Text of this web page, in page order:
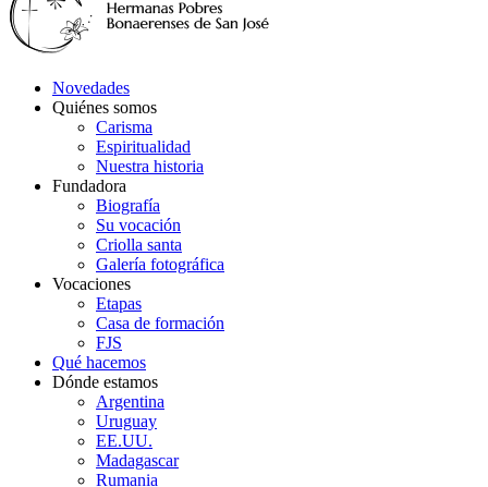
Novedades
Quiénes somos
Carisma
Espiritualidad
Nuestra historia
Fundadora
Biografía
Su vocación
Criolla santa
Galería fotográfica
Vocaciones
Etapas
Casa de formación
FJS
Qué hacemos
Dónde estamos
Argentina
Uruguay
EE.UU.
Madagascar
Rumania